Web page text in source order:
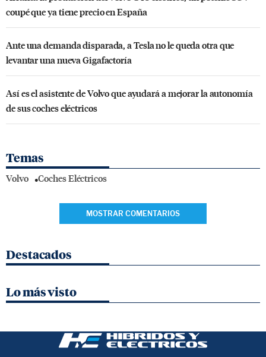
coupé que ya tiene precio en España
Ante una demanda disparada, a Tesla no le queda otra que
levantar una nueva Gigafactoría
Así es el asistente de Volvo que ayudará a mejorar la autonomía
de sus coches eléctricos
Temas
Volvo Coches Eléctricos
MOSTRAR COMENTARIOS
Destacados
Lo más visto